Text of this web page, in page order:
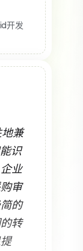
开发
兼
识
业
审
的
转